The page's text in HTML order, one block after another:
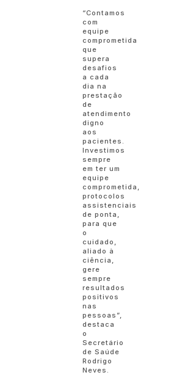
“Contamos
com
equipe
comprometida
que
supera
desafios
a cada
dia na
prestação
de
atendimento
digno
aos
pacientes.
Investimos
sempre
em ter um
equipe
comprometida,
protocolos
assistenciais
de ponta,
para que
o
cuidado,
aliado à
ciência,
gere
sempre
resultados
positivos
nas
pessoas”,
destaca
o
Secretário
de Saúde
Rodrigo
Neves.